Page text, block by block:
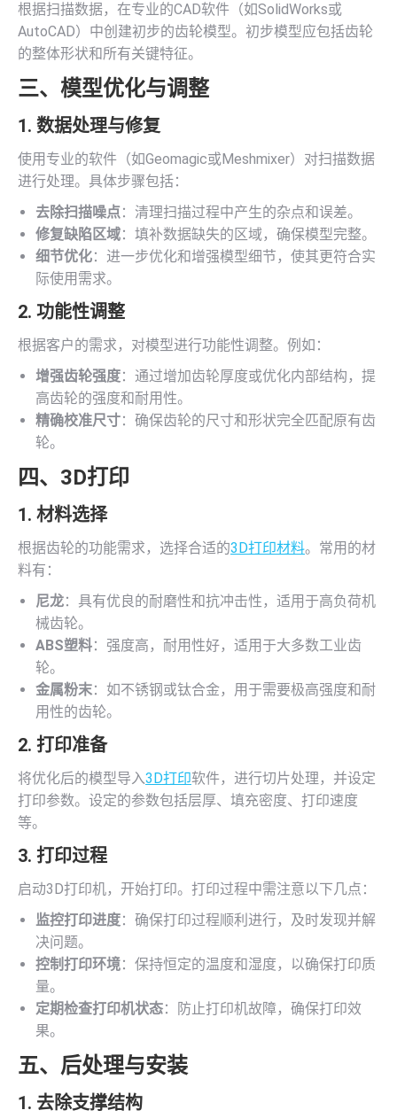
根据扫描数据，在专业的CAD软件（如SolidWorks或
AutoCAD）中创建初步的齿轮模型。初步模型应包括齿轮
的整体形状和所有关键特征。
三、模型优化与调整
1. 数据处理与修复
使用专业的软件（如Geomagic或Meshmixer）对扫描数据
进行处理。具体步骤包括：
去除扫描噪点：清理扫描过程中产生的杂点和误差。
修复缺陷区域：填补数据缺失的区域，确保模型完整。
细节优化：进一步优化和增强模型细节，使其更符合实
际使用需求。
2. 功能性调整
根据客户的需求，对模型进行功能性调整。例如：
增强齿轮强度：通过增加齿轮厚度或优化内部结构，提
高齿轮的强度和耐用性。
精确校准尺寸：确保齿轮的尺寸和形状完全匹配原有齿
轮。
四、 3D打印
1. 材料选择
根据齿轮的功能需求，选择合适的3D打印材料。常用的材
料有：
尼龙：具有优良的耐磨性和抗冲击性，适用于高负荷机
械齿轮。
ABS塑料：强度高，耐用性好，适用于大多数工业齿
轮。
金属粉末：如不锈钢或钛合金，用于需要极高强度和耐
用性的齿轮。
2. 打印准备
将优化后的模型导入3D打印软件，进行切片处理，并设定
打印参数。设定的参数包括层厚、填充密度、打印速度
等。
3. 打印过程
启动3D打印机，开始打印。打印过程中需注意以下几点：
监控打印进度：确保打印过程顺利进行，及时发现并解
决问题。
控制打印环境：保持恒定的温度和湿度，以确保打印质
量。
定期检查打印机状态：防止打印机故障，确保打印效
果。
五、后处理与安装
1. 去除支撑结构